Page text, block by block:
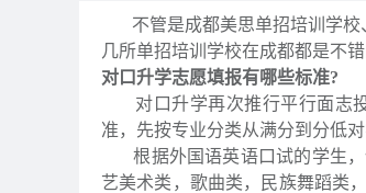
不管是成都美思单招培训学校
几所单招培训学校在成都都是不
对口升学志愿填报有哪些标准?
对口升学再次推行平行面志投
准，先按专业分类从满分到分低
根据外国语英语口试的学生，
艺美术类，歌曲类，民族舞蹈类